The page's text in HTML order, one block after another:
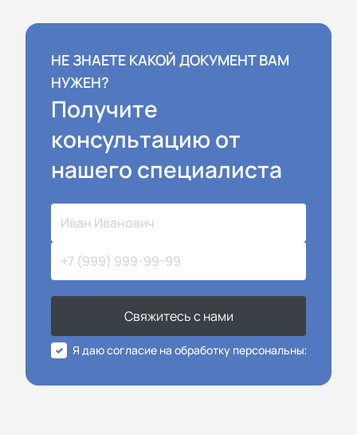
НЕ ЗНАЕТЕ КАКОЙ ДОКУМЕНТ ВАМ
НУЖЕН?
Получите
консультацию от
нашего специалиста
Свяжитесь с нами
Я даю согласие на обработку персональных